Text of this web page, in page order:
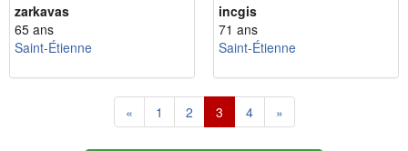
zarkavas
65 ans
Saint-Étienne
incgis
71 ans
Saint-Étienne
« 1 2 3 4 »